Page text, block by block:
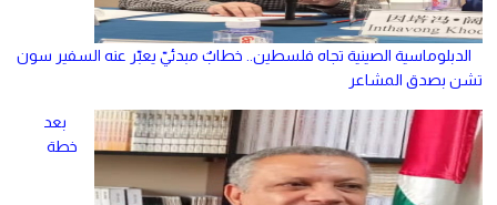
الدبلوماسية الصينية تجاه فلسطين.. خطابٌ مبدئيّ يعبّر عنه السفير سون
تشن بصدق المشاعر
بعد
خطة